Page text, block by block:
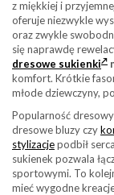
z miękkiej i
oferuje niezwykle
oraz zwykle
się naprawdę
dresowe sukienki
komfort. Krótkie
młode dziewczyny,
Popularność
dresowe bluzy czy
stylizacjepodbił
sukienek pozwala
sportowymi. To
mieć wygodne